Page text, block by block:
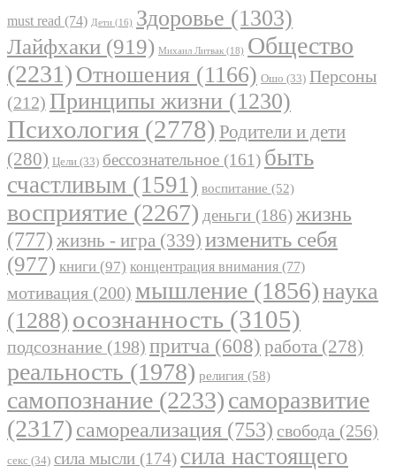
must read (74) Дети (16) Здоровье (1303)
Лайфхаки (919) Михаил Литвак (18) Общество
(2231) Отношения (1166) Ошо (33) Персоны
(212) Принципы жизни (1230)
Психология (2778) Родители и дети
(280) Цели (33) бессознательное (161) быть
счастливым (1591) воспитание (52)
восприятие (2267) деньги (186)жизнь
(777) жизнь - игра (339) изменить себя
(977) книги (97) концентрация внимания (77)
мотивация (200) мышление (1856)наука
(1288) осознанность (3105)
подсознание (198) притча (608) работа (278)
реальность (1978) религия (58)
самопознание (2233)саморазвитие
(2317) самореализация (753) свобода (256)
секс (34) сила мысли (174) сила настоящего